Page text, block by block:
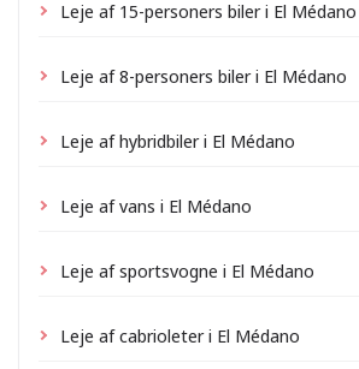
Leje af 15-personers biler i El Médano
Leje af 8-personers biler i El Médano
Leje af hybridbiler i El Médano
Leje af vans i El Médano
Leje af sportsvogne i El Médano
Leje af cabrioleter i El Médano